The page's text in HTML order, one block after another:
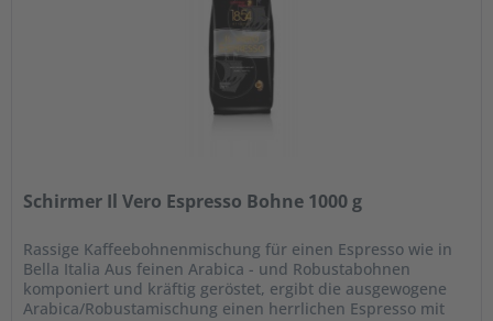
Schirmer Il Vero Espresso Bohne 1000 g
Rassige Kaffeebohnenmischung für einen Espresso wie in
Bella Italia Aus feinen Arabica - und Robustabohnen
komponiert und kräftig geröstet, ergibt die ausgewogene
Arabica/Robustamischung einen herrlichen Espresso mit